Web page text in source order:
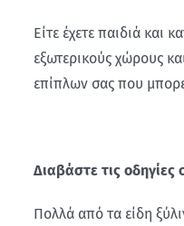
Είτε έχετε παιδιά και
εξωτερικούς χώρους
επίπλων σας που
Διαβάστε τις οδηγίες
Πολλά από τα είδη